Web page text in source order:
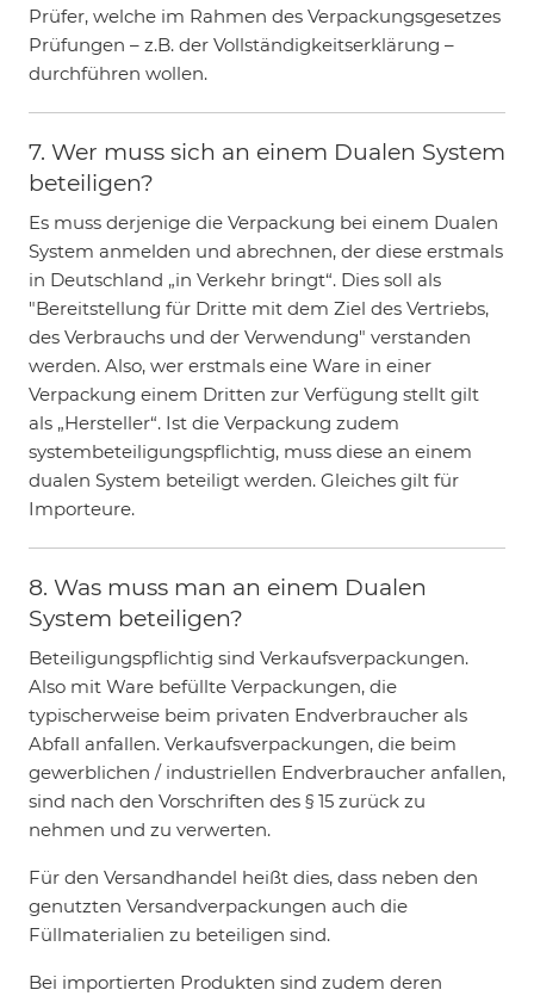
Prüfer, welche im Rahmen des Verpackungsgesetzes
Prüfungen – z.B. der Vollständigkeitserklärung –
durchführen wollen.
7. Wer muss sich an einem Dualen System
beteiligen?
Es muss derjenige die Verpackung bei einem Dualen
System anmelden und abrechnen, der diese erstmals
in Deutschland „in Verkehr bringt“. Dies soll als
"Bereitstellung für Dritte mit dem Ziel des Vertriebs,
des Verbrauchs und der Verwendung" verstanden
werden. Also, wer erstmals eine Ware in einer
Verpackung einem Dritten zur Verfügung stellt gilt
als „Hersteller“. Ist die Verpackung zudem
systembeteiligungspflichtig, muss diese an einem
dualen System beteiligt werden. Gleiches gilt für
Importeure.
8. Was muss man an einem Dualen
System beteiligen?
Beteiligungspflichtig sind Verkaufsverpackungen.
Also mit Ware befüllte Verpackungen, die
typischerweise beim privaten Endverbraucher als
Abfall anfallen. Verkaufsverpackungen, die beim
gewerblichen / industriellen Endverbraucher anfallen,
sind nach den Vorschriften des § 15 zurück zu
nehmen und zu verwerten.
Für den Versandhandel heißt dies, dass neben den
genutzten Versandverpackungen auch die
Füllmaterialien zu beteiligen sind.
Bei importierten Produkten sind zudem deren